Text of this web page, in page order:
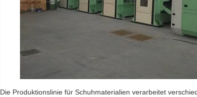
Die Produktionslinie für Schuhmaterialien verarbeitet